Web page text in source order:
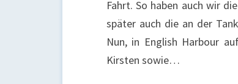
Fahrt. So haben auch wir
später auch die an der
Nun, in English Harbour
Kirsten sowie…